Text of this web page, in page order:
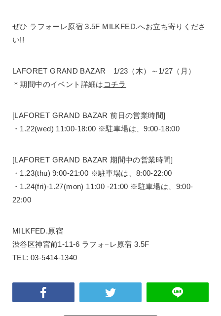
ぜひ ラフォーレ原宿 3.5F MILKFED.へお立ち寄りくださ
い!!
LAFORET GRAND BAZAR 1/23（木）～1/27（月）
＊期間中のイベント詳細は コチラ
[LAFORET GRAND BAZAR 前日の営業時間]
・1.22(wed) 11:00-18:00 ※駐車場は、9:00-18:00
[LAFORET GRAND BAZAR 期間中の営業時間]
・1.23(thu) 9:00-21:00 ※駐車場は、8:00-22:00
・1.24(fri)-1.27(mon) 11:00 -21:00 ※駐車場は、9:00-
22:00
MILKFED.原宿
渋谷区神宮前1-11-6 ラフォ−レ原宿 3.5F
TEL: 03-5414-1340